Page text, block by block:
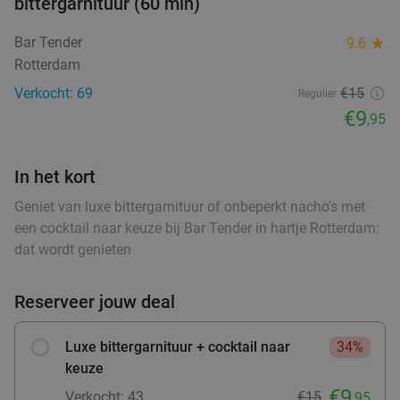
food
food
3-gangendiner à la carte bij VersNul10
Morgen
VersNul10
9.0star
directions_car
2- of 3-gangendiner à la carte bij Curry's
Vandaag Morgen Za Zo Ma Di
Wo
Curry's Kralingen
9.6
Rotterdam
Bar Tender 9.6 star
Rotterdam
Verkocht: 69
Regulier €15
€9,95
In het kort
Geniet van luxe bittergarnituur of onbeperkt nacho's met
een cocktail naar keuze bij Bar Tender in hartje Rotterdam:
dat wordt genieten
Reserveer jouw deal
Luxe bittergarnituur + cocktail naar
keuze
34%